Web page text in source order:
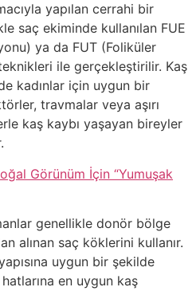
yapılan cerrahi bir
saç ekiminde kullanılan FUE
ya da FUT (Foliküler
ile gerçekleştirilir. Kaş
kadınlar için uygun bir
travmalar veya aşırı
kaş kaybı yaşayan bireyler
Görünüm İçin “Yumuşak
genellikle donör bölge
alınan saç köklerini kullanır.
uygun bir şekilde
en uygun kaş